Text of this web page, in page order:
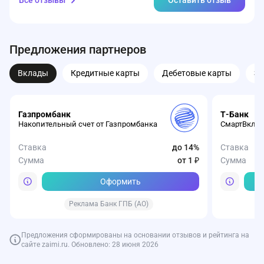
Предложения партнеров
Вклады Кредитные карты Дебетовые карты
Газпромбанк
Накопительный счет от Газпромбанка
Ставка
до 14%
Сумма
от 1 ₽
Оформить
Реклама Банк ГПБ (АО)
Т-Банк
Ставка
Сумма
Предложения сформированы на основании отзывов и рейтинга на
сайте zaimi.ru. Обновлено: 28 июня 2026